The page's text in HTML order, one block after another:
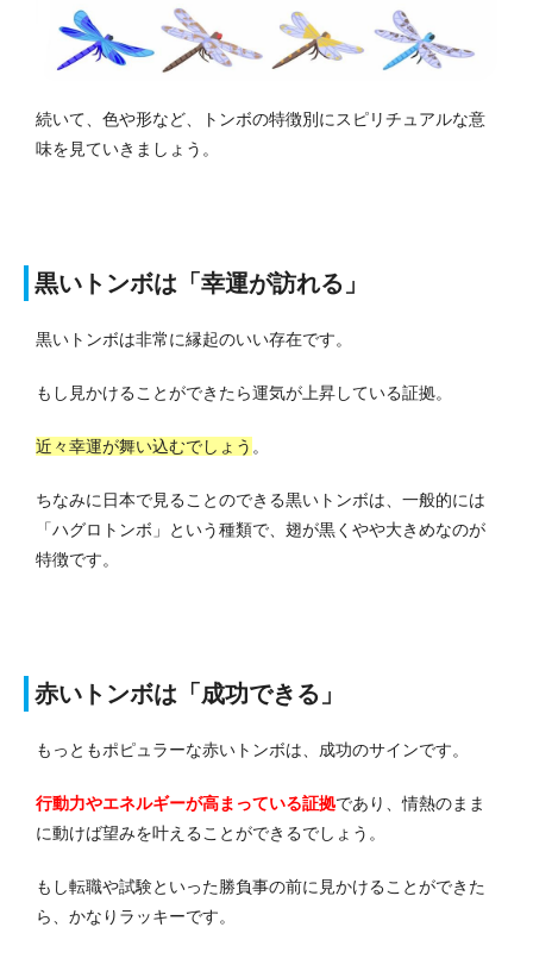
続いて、色や形など、トンボの特徴別にスピリチュアルな意
味を見ていきましょう。
黒いトンボは「幸運が訪れる」
黒いトンボは非常に縁起のいい存在です。
もし見かけることができたら運気が上昇している証拠。
近々幸運が舞い込むでしょう 。
ちなみに日本で見ることのできる黒いトンボは、一般的には
「ハグロトンボ」という種類で、翅が黒くやや大きめなのが
特徴です。
赤いトンボは「成功できる」
もっともポピュラーな赤いトンボは、成功のサインです。
行動力やエネルギーが高まっている証拠であり、情熱のまま
に動けば望みを叶えることができるでしょう。
もし転職や試験といった勝負事の前に見かけることができた
ら、かなりラッキーです。